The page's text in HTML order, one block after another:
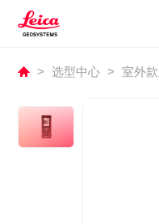
> 选型中心 > 室外款